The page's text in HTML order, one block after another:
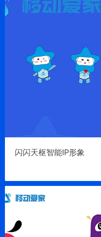
闪闪天枢智能IP形象